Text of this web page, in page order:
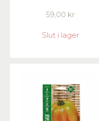
59,00 kr
Slut i lager